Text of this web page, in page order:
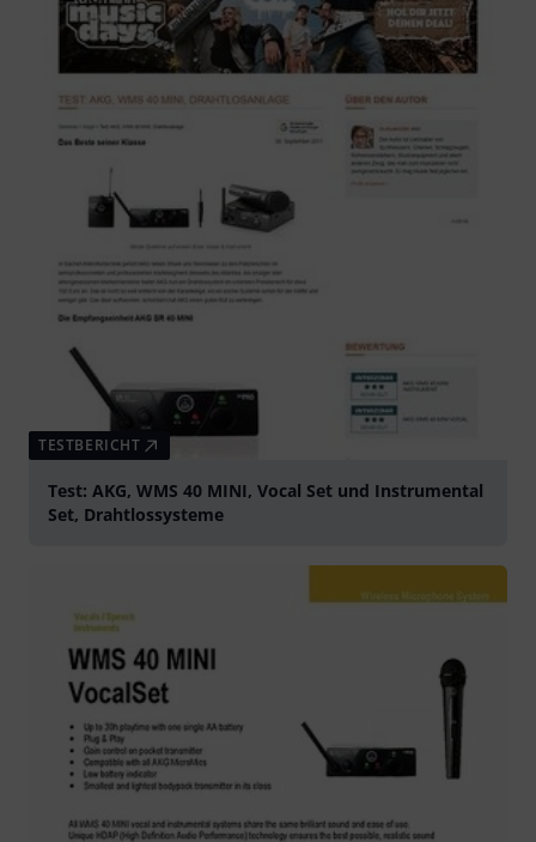
TESTBERICHT
Test: AKG, WMS 40 MINI, Vocal Set und Instrumental
Set, Drahtlossysteme